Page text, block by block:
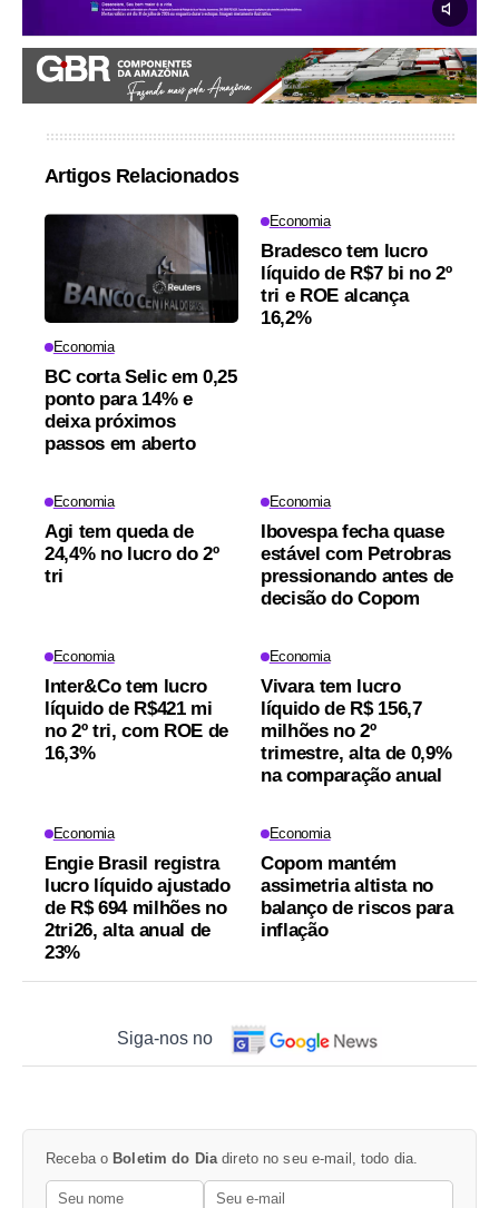
Artigos Relacionados
Economia
BC corta Selic em 0,25
ponto para 14% e
deixa próximos
passos em aberto
Economia
Bradesco tem lucro
líquido de R$7 bi no 2º
tri e ROE alcança
16,2%
Economia
Agi tem queda de
24,4% no lucro do 2º
tri
Economia
Ibovespa fecha quase
estável com Petrobras
pressionando antes de
decisão do Copom
Economia
Inter&Co tem lucro
líquido de R$421 mi
no 2º tri, com ROE de
16,3%
Economia
Vivara tem lucro
líquido de R$ 156,7
milhões no 2º
trimestre, alta de 0,9%
na comparação anual
Economia
Engie Brasil registra
lucro líquido ajustado
de R$ 694 milhões no
2tri26, alta anual de
23%
Economia
Copom mantém
assimetria altista no
balanço de riscos para
inflação
Siga-nos no
Receba o Boletim do Diadireto no seu e-mail, todo dia.